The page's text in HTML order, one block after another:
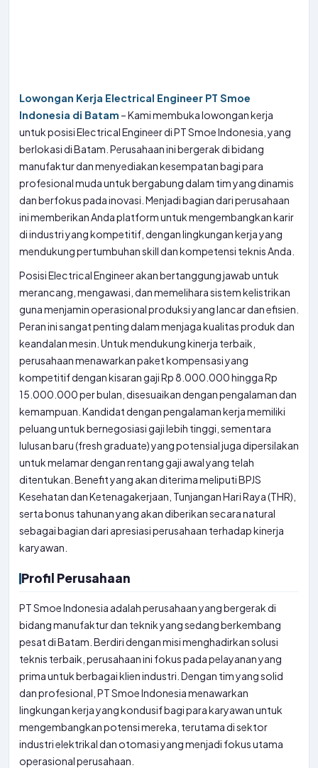
Lowongan Kerja Electrical Engineer PT Smoe
Indonesia di Batam – Kami membuka lowongan kerja
untuk posisi Electrical Engineer di PT Smoe Indonesia, yang
berlokasi di Batam. Perusahaan ini bergerak di bidang
manufaktur dan menyediakan kesempatan bagi para
profesional muda untuk bergabung dalam tim yang dinamis
dan berfokus pada inovasi. Menjadi bagian dari perusahaan
ini memberikan Anda platform untuk mengembangkan karir
di industri yang kompetitif, dengan lingkungan kerja yang
mendukung pertumbuhan skill dan kompetensi teknis Anda.
Posisi Electrical Engineer akan bertanggung jawab untuk
merancang, mengawasi, dan memelihara sistem kelistrikan
guna menjamin operasional produksi yang lancar dan efisien.
Peran ini sangat penting dalam menjaga kualitas produk dan
keandalan mesin. Untuk mendukung kinerja terbaik,
perusahaan menawarkan paket kompensasi yang
kompetitif dengan kisaran gaji Rp 8.000.000 hingga Rp
15.000.000 per bulan, disesuaikan dengan pengalaman dan
kemampuan. Kandidat dengan pengalaman kerja memiliki
peluang untuk bernegosiasi gaji lebih tinggi, sementara
lulusan baru (fresh graduate) yang potensial juga dipersilakan
untuk melamar dengan rentang gaji awal yang telah
ditentukan. Benefit yang akan diterima meliputi BPJS
Kesehatan dan Ketenagakerjaan, Tunjangan Hari Raya (THR),
serta bonus tahunan yang akan diberikan secara natural
sebagai bagian dari apresiasi perusahaan terhadap kinerja
karyawan.
Profil Perusahaan
PT Smoe Indonesia adalah perusahaan yang bergerak di
bidang manufaktur dan teknik yang sedang berkembang
pesat di Batam. Berdiri dengan misi menghadirkan solusi
teknis terbaik, perusahaan ini fokus pada pelayanan yang
prima untuk berbagai klien industri. Dengan tim yang solid
dan profesional, PT Smoe Indonesia menawarkan
lingkungan kerja yang kondusif bagi para karyawan untuk
mengembangkan potensi mereka, terutama di sektor
industri elektrikal dan otomasi yang menjadi fokus utama
operasional perusahaan.